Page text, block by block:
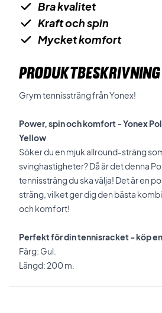
Bra kvalitet
Kraft och spin
Mycket komfort
PRODUKTBESKRIVNING
Grym tennissträng från Yonex!
Power, spin och komfort - Yonex
Yellow
Söker du en mjuk allround-sträng
svinghastigheter? Då är det denna
tennissträng du ska välja! Det är en
sträng, vilket ger dig den bästa
och komfort!
Perfekt för din tennisracket - köp
Färg: Gul.
Längd: 200 m.